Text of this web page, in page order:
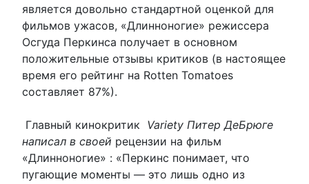
является довольно стандартной оценкой для
фильмов ужасов, «Длинноногие» режиссера
Осгуда Перкинса получает в основном
положительные отзывы критиков (в настоящее
время его рейтинг на Rotten Tomatoes
составляет 87%).
Главный кинокритик Variety Питер ДеБрюге
написал в своей рецензии на фильм
«Длинноногие» : «Перкинс понимает, что
пугающие моменты — это лишь одно из